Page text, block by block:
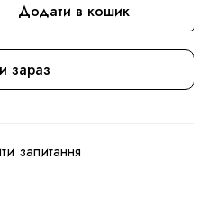
Додати в кошик
зараз
запитання